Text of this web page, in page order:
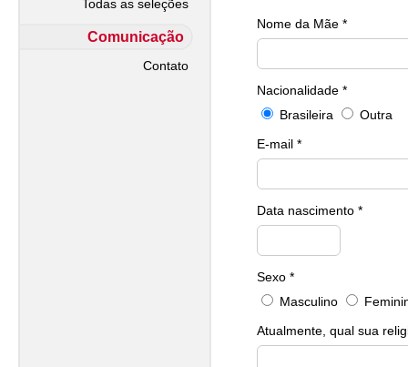
Todas as seleções
Comunicação
Contato
Nome da Mãe *
Nacionalidade *
Brasileira
Outra
E-mail *
Data nascimento *
Sexo *
Masculino
Atualmente, qual sua